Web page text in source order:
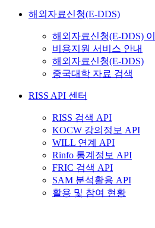
해외자료신청(E-DDS)
해외자료신청(E-DDS)
비용지원 서비스 안내
해외자료신청(E-DDS)
중국대학 자료 검색
RISS API 센터
RISS 검색 API
KOCW 강의정보 API
WILL 연계 API
Rinfo 통계정보 API
FRIC 검색 API
SAM 분석활용 API
활용 및 참여 현황